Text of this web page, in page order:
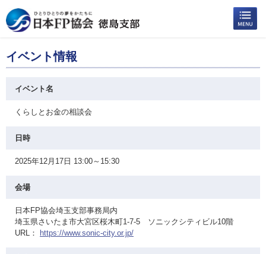
イベント情報
イベント名
くらしとお金の相談会
日時
2025年12月17日 13:00～15:30
会場
日本FP協会埼玉支部事務局内
埼玉県さいたま市大宮区桜木町1-7-5 ソニックシティビル10階
URL：
https://www.sonic-city.or.jp/